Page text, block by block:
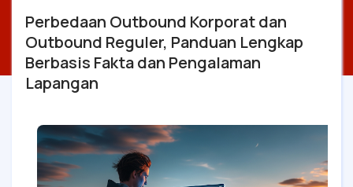
Perbedaan Outbound Korporat dan
Outbound Reguler, Panduan Lengkap
Berbasis Fakta dan Pengalaman
Lapangan